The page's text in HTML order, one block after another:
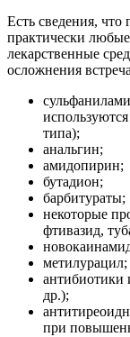
Есть сведения, что
практически
лекарственные
осложнения
типа);
анальгин;
амидопирин;
бутадион;
барбитураты;
некоторые
фтивазид,
метилурацил;
антибиотики
др.);
при